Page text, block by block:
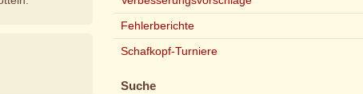
Fehlerberichte
Schafkopf-Turniere
Suche